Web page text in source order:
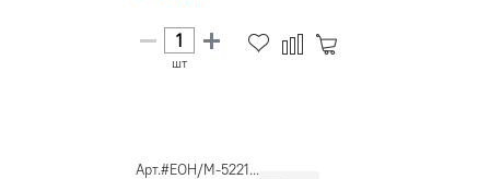
шт
Арт.#EOH/M-5221...